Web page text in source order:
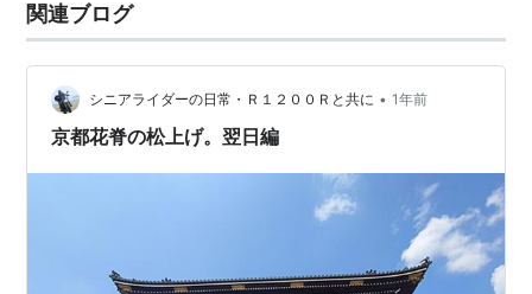
関連ブログ
シニアライダーの日常・Ｒ１２００Ｒと共に • 1年前
京都花脊の松上げ。翌日編